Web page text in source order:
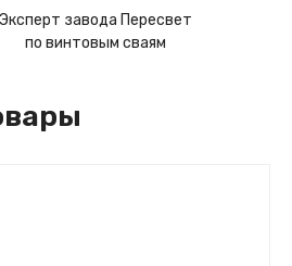
Эксперт завода Пересвет
по винтовым сваям